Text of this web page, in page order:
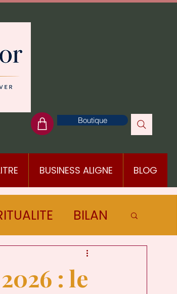
Boutique
BUSINESS ALIGNE BLOG
BILAN
: le